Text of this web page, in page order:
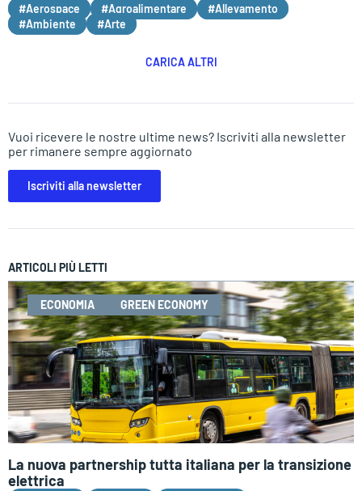
#Aerospace #Agroalimentare
#Allevamento
#Ambiente
#Arte
CARICA ALTRI
Vuoi ricevere le nostre ultime news? Iscriviti alla newsletter
per rimanere sempre aggiornato
Iscriviti alla newsletter
ARTICOLI PIÙ LETTI
ECONOMIA GREEN ECONOMY
La nuova partnership tutta italiana per la transizione
elettrica